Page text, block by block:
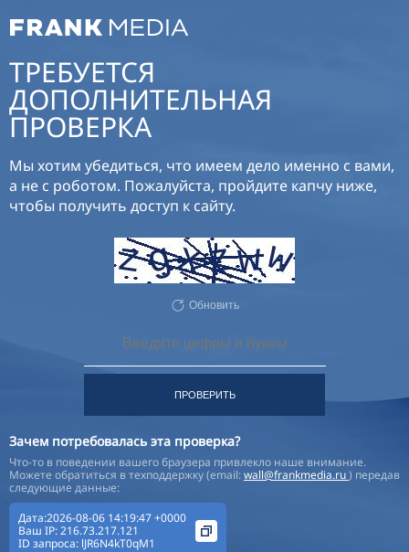
ТРЕБУЕТСЯ
ДОПОЛНИТЕЛЬНАЯ
ПРОВЕРКА
Мы хотим убедиться, что имеем дело именно с вами,
а не с роботом. Пожалуйста, пройдите капчу ниже,
чтобы получить доступ к сайту.
Обновить
ПРОВЕРИТЬ
Зачем потребовалась эта проверка?
Что-то в поведении вашего браузера привлекло наше внимание.
Можете обратиться в техподдержку (email:wall@frankmedia.ru) передав
следующие данные:
Дата:2026-08-06 14:19:47 +0000
Ваш IP:216.73.217.121
ID запроса: lJR6N4kT0qM1